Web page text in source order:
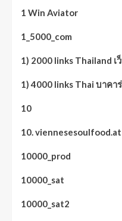
1 Win Aviator
1_5000_com
1) 2000 links Thailand เ
1) 4000 links Thai บาคา
10
10. viennesesoulfood.at
10000_prod
10000_sat
10000_sat2